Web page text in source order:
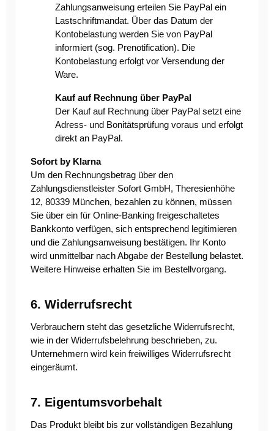
Zahlungsanweisung erteilen Sie PayPal ein
Lastschriftmandat. Über das Datum der
Kontobelastung werden Sie von PayPal
informiert (sog. Prenotification). Die
Kontobelastung erfolgt vor Versendung der
Ware.
Kauf auf Rechnung über PayPal
Der Kauf auf Rechnung über PayPal setzt eine
Adress- und Bonitätsprüfung voraus und erfolgt
direkt an PayPal.
Sofort by Klarna
Um den Rechnungsbetrag über den
Zahlungsdienstleister Sofort GmbH, Theresienhöhe
12, 80339 München, bezahlen zu können, müssen
Sie über ein für Online-Banking freigeschaltetes
Bankkonto verfügen, sich entsprechend legitimieren
und die Zahlungsanweisung bestätigen. Ihr Konto
wird unmittelbar nach Abgabe der Bestellung belastet.
Weitere Hinweise erhalten Sie im Bestellvorgang.
6. Widerrufsrecht
Verbrauchern steht das gesetzliche Widerrufsrecht,
wie in der Widerrufsbelehrung beschrieben, zu.
Unternehmern wird kein freiwilliges Widerrufsrecht
eingeräumt.
7. Eigentumsvorbehalt
Das Produkt bleibt bis zur vollständigen Bezahlung